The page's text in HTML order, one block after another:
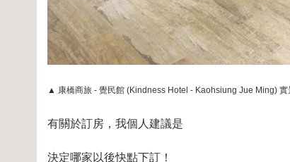
▲ 康橋商旅 - 覺民館 (Kindness Hotel - Kaohsiung Jue Ming) 實
有關於訂房，我個人建議是
決定哪家以後快點下訂！